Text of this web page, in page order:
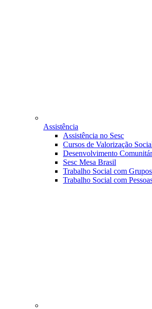
Assistência
Assistência no Sesc
Cursos de Valorização
Desenvolvimento
Sesc Mesa Brasil
Trabalho Social com Grupos
Trabalho Social com